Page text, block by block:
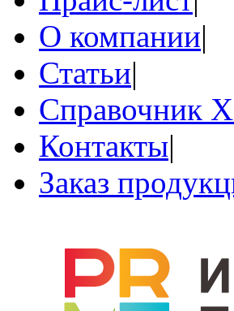
О компании|
Статьи|
Контакты|
Заказ